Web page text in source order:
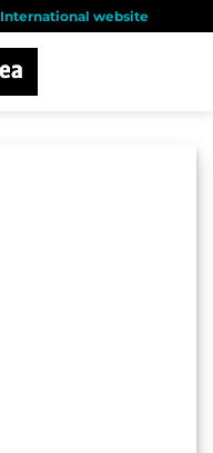
International website